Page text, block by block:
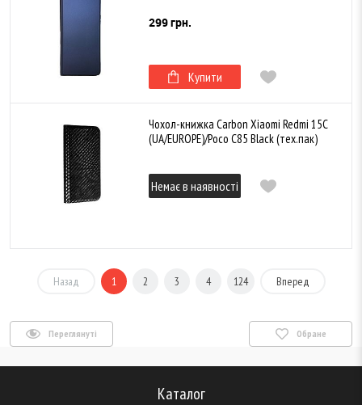
299 грн.
Купити
Чохол-книжка Carbon Xiaomi Redmi 15C
(UA/EUROPE)/Poco C85 Black (тех.пак)
Немає в наявності
Назад 1 2 3 4 124 Вперед
Переглянуті Обране
Каталог